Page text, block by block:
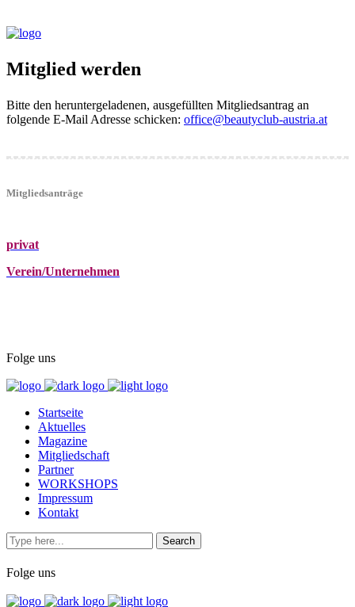
Mitglied werden
Bitte den heruntergeladenen, ausgefüllten Mitgliedsantrag an
folgende E-Mail Adresse schicken: office@beautyclub-austria.at
Mitgliedsanträge
privat
Verein/Unternehmen
Folge uns
Startseite
Aktuelles
Magazine
Mitgliedschaft
Partner
WORKSHOPS
Impressum
Kontakt
Folge uns